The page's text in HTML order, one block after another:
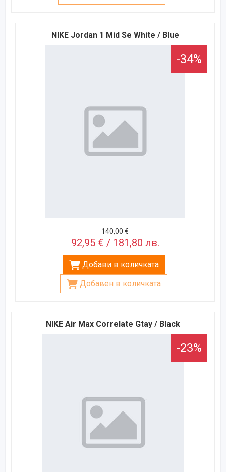
NIKE Jordan 1 Mid Se White / Blue
-34%
140,00 €
92,95 € / 181,80 лв.
Добави в количката
Добавен в количката
NIKE Air Max Correlate Gtay / Black
-23%